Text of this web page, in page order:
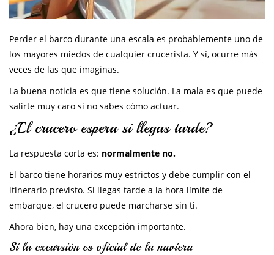
Perder el barco durante una escala es probablemente uno de
los mayores miedos de cualquier crucerista. Y sí, ocurre más
veces de las que imaginas.
La buena noticia es que tiene solución. La mala es que puede
salirte muy caro si no sabes cómo actuar.
¿El crucero espera si llegas tarde?
La respuesta corta es: normalmente no.
El barco tiene horarios muy estrictos y debe cumplir con el
itinerario previsto. Si llegas tarde a la hora límite de
embarque, el crucero puede marcharse sin ti.
Ahora bien, hay una excepción importante.
Si la excursión es oficial de la naviera